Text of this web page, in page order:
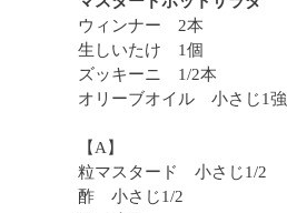
ウィンナー 2本
生しいたけ 1個
ズッキーニ 1/2本
オリーブオイル 小さじ1強
【A】
粒マスタード 小さじ1/2
酢 小さじ1/2